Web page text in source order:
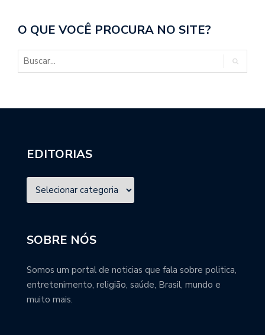
O QUE VOCÊ PROCURA NO SITE?
EDITORIAS
SOBRE NÓS
Somos um portal de noticias que fala sobre politica,
entretenimento, religião, saúde, Brasil, mundo e
muito mais.